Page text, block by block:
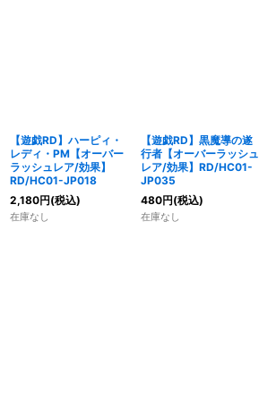
【遊戯RD】ハーピィ・
レディ・PM【オーバー
ラッシュレア/効果】
RD/HC01-JP018
2,180円(税込)
在庫なし
【遊戯RD】黒魔導の遂
行者【オーバーラッシュ
レア/効果】RD/HC01-
JP035
480円(税込)
在庫なし